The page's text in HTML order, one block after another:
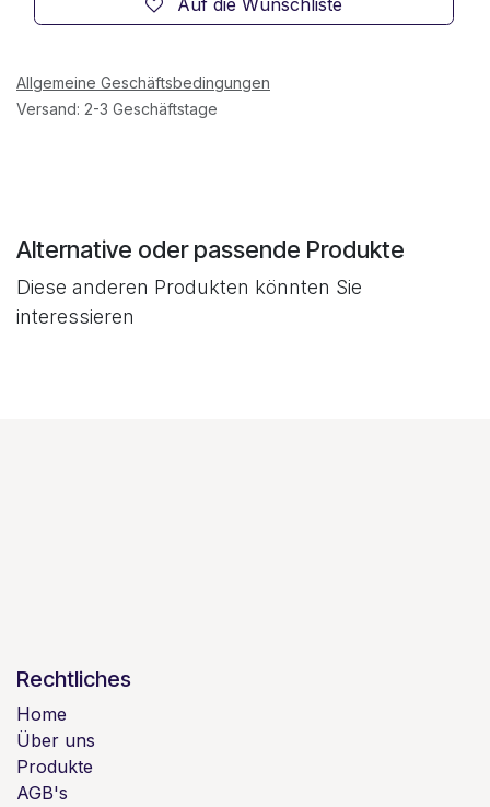
Auf die Wunschliste
Allgemeine Geschäftsbedingungen
Versand: 2-3 Geschäftstage
Alternative oder passende Produkte
Diese anderen Produkten könnten Sie
interessieren
Rechtliches
Home
Über uns
Produkte
AGB's